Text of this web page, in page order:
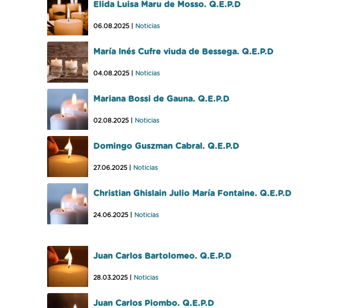
Elida Luisa Maru de Mosso. Q.E.P.D
06.08.2025 | Noticias
María Inés Cufre viuda de Bessega. Q.E.P.D
04.08.2025 | Noticias
Mariana Bossi de Gauna. Q.E.P.D
02.08.2025 | Noticias
Domingo Guszman Cabral. Q.E.P.D
27.06.2025 | Noticias
Christian Ghislain Julio María Fontaine. Q.E.P.D
24.06.2025 | Noticias
Juan Carlos Bartolomeo. Q.E.P.D
28.03.2025 | Noticias
Juan Carlos Piombo. Q.E.P.D